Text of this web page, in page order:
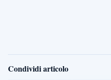
Condividi articolo